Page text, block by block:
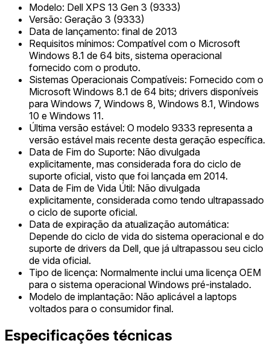
Modelo: Dell XPS 13 Gen 3 (9333)
Versão: Geração 3 (9333)
Data de lançamento: final de 2013
Requisitos mínimos: Compatível com o Microsoft
Windows 8.1 de 64 bits, sistema operacional
fornecido com o produto.
Sistemas Operacionais Compatíveis: Fornecido com o
Microsoft Windows 8.1 de 64 bits; drivers disponíveis
para Windows 7, Windows 8, Windows 8.1, Windows
10 e Windows 11.
Última versão estável: O modelo 9333 representa a
versão estável mais recente desta geração específica.
Data de Fim do Suporte: Não divulgada
explicitamente, mas considerada fora do ciclo de
suporte oficial, visto que foi lançada em 2014.
Data de Fim de Vida Útil: Não divulgada
explicitamente, considerada como tendo ultrapassado
o ciclo de suporte oficial.
Data de expiração da atualização automática:
Depende do ciclo de vida do sistema operacional e do
suporte de drivers da Dell, que já ultrapassou seu ciclo
de vida oficial.
Tipo de licença: Normalmente inclui uma licença OEM
para o sistema operacional Windows pré-instalado.
Modelo de implantação: Não aplicável a laptops
voltados para o consumidor final.
Especificações técnicas